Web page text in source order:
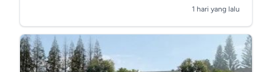
1 hari yang lalu